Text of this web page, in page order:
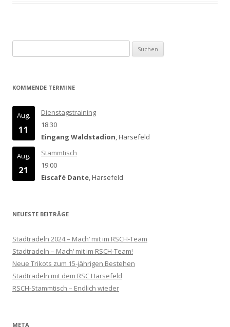
nach:
KOMMENDE TERMINE
Aug.
11
Dienstagstraining
18:30
Eingang Waldstadion, Harsefeld
Aug.
21
Stammtisch
19:00
Eiscafé Dante, Harsefeld
NEUESTE BEITRÄGE
Stadtradeln 2024 – Mach‘ mit im RSCH-Team
Stadtradeln – Mach‘ mit im RSCH-Team!
Neue Trikots zum 15-jährigen Bestehen
Stadtradeln mit dem RSC Harsefeld
RSCH-Stammtisch – Endlich wieder
META